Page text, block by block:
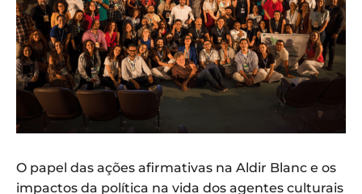
O papel das ações afirmativas na Aldir Blanc e os
impactos da política na vida dos agentes culturais